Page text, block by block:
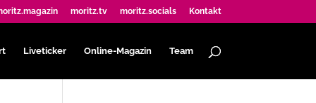
moritz.tv moritz.socials Kontakt
Liveticker Online-Magazin Team